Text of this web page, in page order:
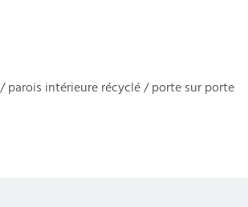
intérieure récyclé / porte sur porte